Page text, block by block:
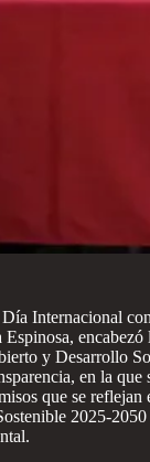
Internacional
y Desarrollo
en la que
que se reflejan
2025-